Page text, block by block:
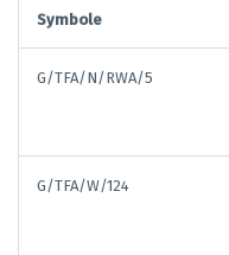
Symbole
G/TFA/N/RWA/5
G/TFA/W/124